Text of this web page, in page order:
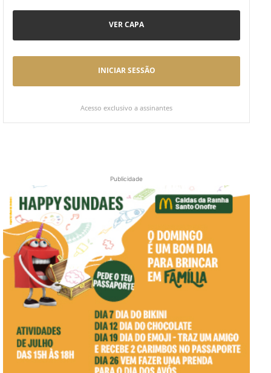
VER CAPA
INICIAR SESSÃO
Acesso exclusivo a assinantes
Publicidade